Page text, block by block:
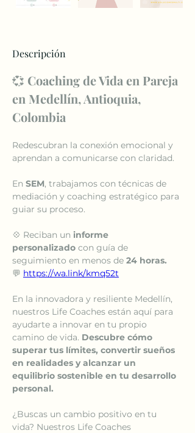
Descripción
💞 Coaching de Vida en Pareja
en Medellín, Antioquia,
Colombia
Redescubran la conexión emocional y
aprendan a comunicarse con claridad.
En SEM, trabajamos con técnicas de
mediación y coaching estratégico para
guiar su proceso.
💠 Reciban un informe
personalizado con guía de
seguimiento en menos de 24 horas.
💬 https://wa.link/kmq52t
En la innovadora y resiliente Medellín,
nuestros Life Coaches están aquí para
ayudarte a innovar en tu propio
camino de vida. Descubre cómo
superar tus límites, convertir sueños
en realidades y alcanzar un
equilibrio sostenible en tu desarrollo
personal.
¿Buscas un cambio positivo en tu
vida? Nuestros Life Coaches